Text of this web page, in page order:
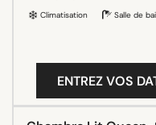
Climatisation Salle de
ENTREZ VOS